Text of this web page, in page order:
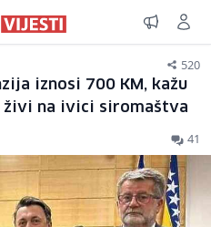
520
iznosi 700 KM, kažu
živi na ivici siromaštva
41